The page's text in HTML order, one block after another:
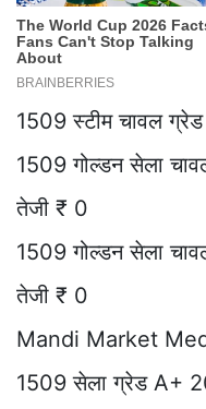
1509 स्टीम चावल
1509 गोल्डन सेला
तेजी ₹ 0
1509 गोल्डन सेला
तेजी ₹ 0
Mandi Market
1509 सेला ग्रेड A+